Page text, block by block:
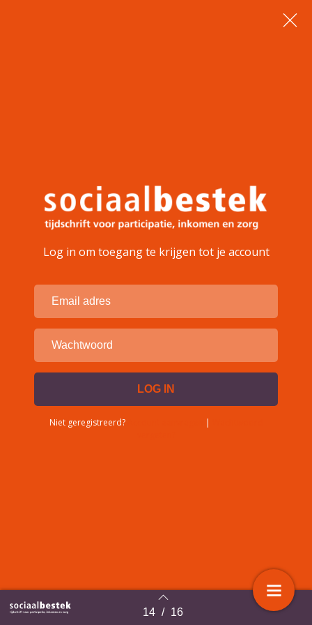
Terug naar overzicht 14 / 16
Log in om toegang te krijgen tot je account
Niet geregistreerd? |